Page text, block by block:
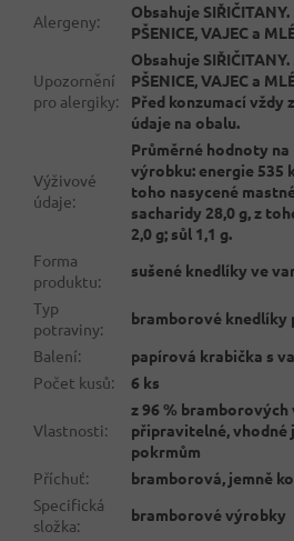
Alergeny:
Obsahuje
PŠENICE, VAJEC a
Upozornění
pro alergiky:
Obsahuje
PŠENICE, VAJEC a
Před konzumací
údaje na obalu.
Výživové
údaje:
Průměrné hodnoty
výrobku: energie 535
toho nasycené
sacharidy 28,0 g, z
2,0 g; sůl 1,1 g.
Forma
produktu:
sušené knedlíky ve
Typ
potraviny:
bramborové knedlíky
Balení:
papírová krabička s
Počet kusů: 6 ks
Vlastnosti:
z 96 %
připravitelné, vhodné
pokrmům
Příchuť:
bramborová, jemně
Specifická
složka:
bramborové výrobky